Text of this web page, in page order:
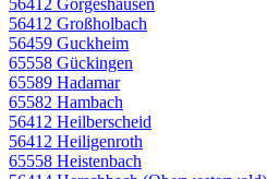
56412 Großholbach
56459 Guckheim
65558 Gückingen
65589 Hadamar
65582 Hambach
56412 Heilberscheid
56412 Heiligenroth
65558 Heistenbach